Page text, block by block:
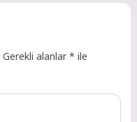
Gerekli alanlar* ile